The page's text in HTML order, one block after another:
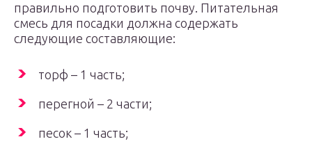
правильно подготовить почву. Питательная
смесь для посадки должна содержать
следующие составляющие:
торф – 1 часть;
перегной – 2 части;
песок – 1 часть;